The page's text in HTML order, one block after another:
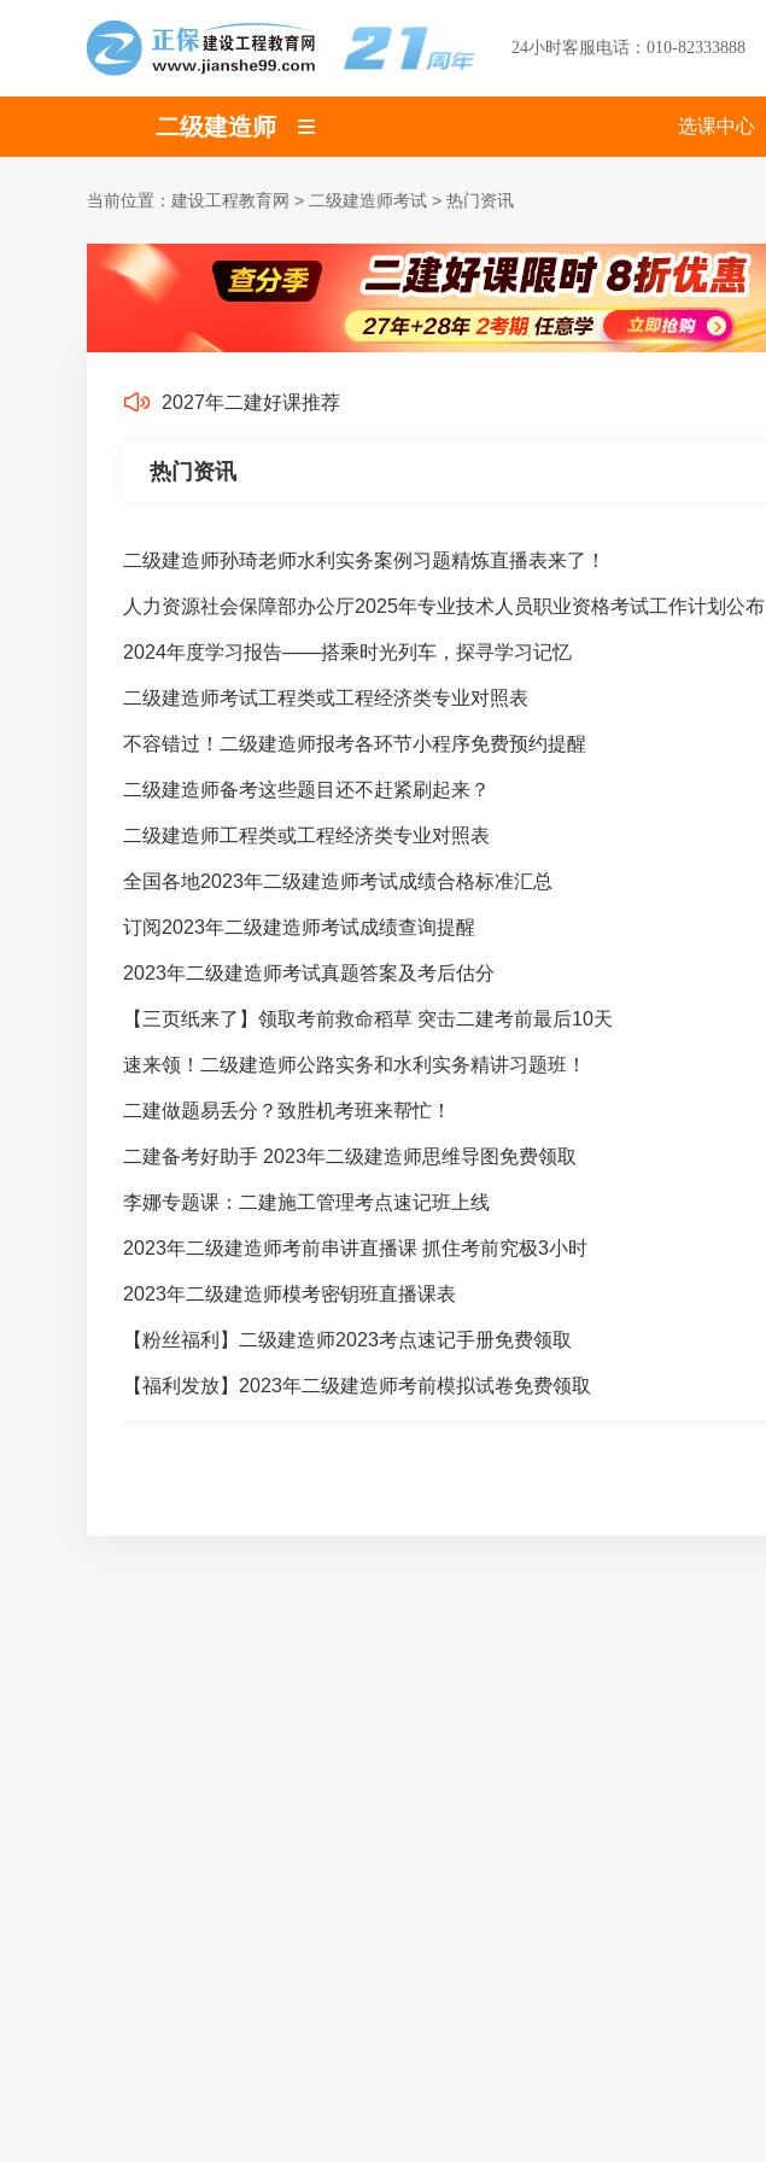
24小时客服电话：010-82333888
二级建造师 选课中心
当前位置： 建设工程教育网 > 二级建造师考试 > 热门资讯
2027年二建好课推荐
热门资讯
二级建造师孙琦老师水利实务案例习题精炼直播表来了！
人力资源社会保障部办公厅2025年专业技术人员职业资格考试工作计划公布
2024年度学习报告——搭乘时光列车，探寻学习记忆
二级建造师考试工程类或工程经济类专业对照表
不容错过！二级建造师报考各环节小程序免费预约提醒
二级建造师备考这些题目还不赶紧刷起来？
二级建造师工程类或工程经济类专业对照表
全国各地2023年二级建造师考试成绩合格标准汇总
订阅2023年二级建造师考试成绩查询提醒
2023年二级建造师考试真题答案及考后估分
【三页纸来了】领取考前救命稻草 突击二建考前最后10天
速来领！二级建造师公路实务和水利实务精讲习题班！
二建做题易丢分？致胜机考班来帮忙！
二建备考好助手 2023年二级建造师思维导图免费领取
李娜专题课：二建施工管理考点速记班上线
2023年二级建造师考前串讲直播课 抓住考前究极3小时
2023年二级建造师模考密钥班直播课表
【粉丝福利】二级建造师2023考点速记手册免费领取
【福利发放】2023年二级建造师考前模拟试卷免费领取